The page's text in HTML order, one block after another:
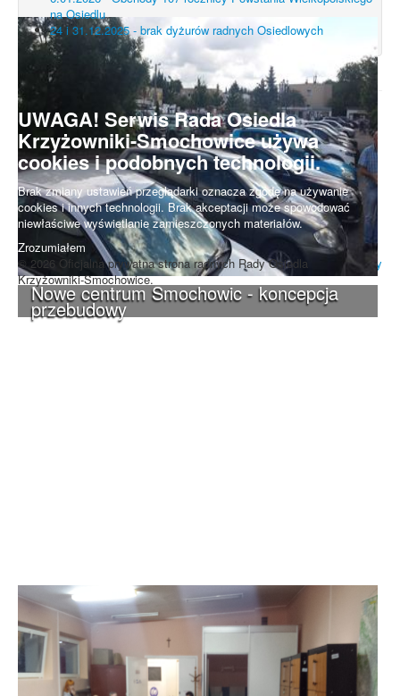
Nowe centrum Smochowic - koncepcja
przebudowy
na Osiedlu
24 i 31.12.2025 - brak dyżurów radnych Osiedlowych
UWAGA! Serwis Rada Osiedla
Krzyżowniki-Smochowice używa
cookies i podobnych technologii.
Brak zmiany ustawień przeglądarki oznacza zgodę na używanie
cookies i innych technologii. Brak akceptacji może spowodować
niewłaściwe wyświetlanie zamieszczonych materiałów.
Zrozumiałem
Do góry
© 2026 Oficjalna prywatna strona radnych Rady Osiedla
Krzyżowniki-Smochowice.